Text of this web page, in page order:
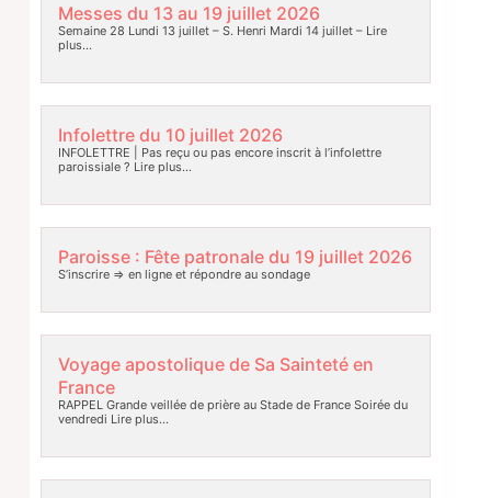
Messes du 13 au 19 juillet 2026
Semaine 28 Lundi 13 juillet – S. Henri Mardi 14 juillet –Lire
plus…
Infolettre du 10 juillet 2026
INFOLETTRE | Pas reçu ou pas encore inscrit à l’infolettre
paroissiale ? Lire plus…
Paroisse : Fête patronale du 19 juillet 2026
S’inscrire => en ligne et répondre au sondage
Voyage apostolique de Sa Sainteté en
France
RAPPEL Grande veillée de prière au Stade de France Soirée du
vendredi Lire plus…